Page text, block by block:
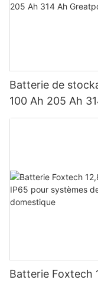
Batterie de
100 Ah 205 Ah
Wh-5120 Wh
Batterie Foxtech